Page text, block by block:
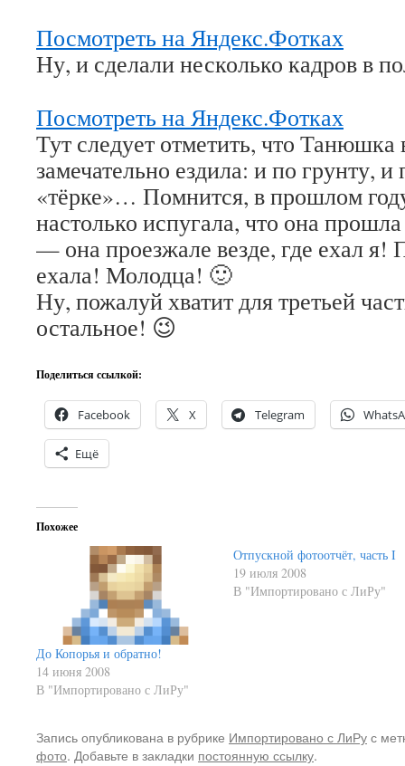
Посмотреть на Яндекс.Фотках
Ну, и сделали несколько кадров в
Посмотреть на Яндекс.Фотках
Тут следует отметить, что Танюшка
замечательно ездила: и по грунту, и
«тёрке»… Помнится, в прошлом
настолько испугала, что она
— она проезжале везде, где ехал я!
ехала! Молодца! 🙂
Ну, пожалуй хватит для третьей
остальное! 😉
Поделиться ссылкой:
Facebook X Telegram
Ещё
Похожее
До Копорья и обратно!
14 июня 2008
В "Импортировано с ЛиРу"
Отпускной фотоотчёт, часть I
19 июля 2008
В "Импортировано с ЛиРу"
Запись опубликована в рубрике Импортировано с ЛиРус
фото. Добавьте в закладки постоянную ссылку.